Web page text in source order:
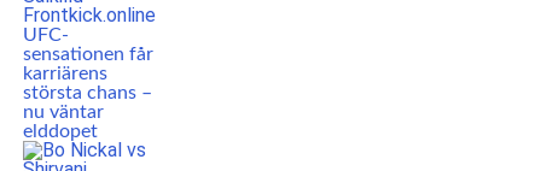
UFC-
sensationen får
karriärens
största chans –
nu väntar
elddopet